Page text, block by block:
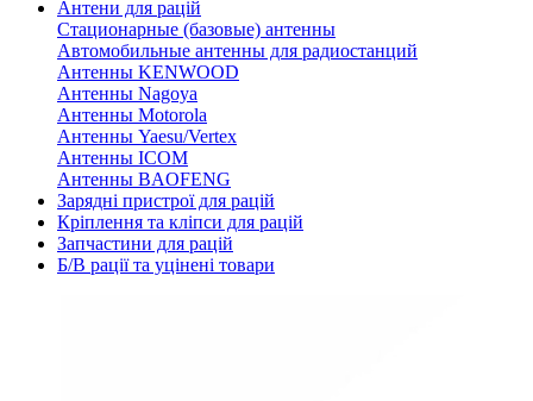
Антени для рацій
Стационарные (базовые) антенны
Автомобильные антенны для радиостанций
Антенны KENWOOD
Антенны Nagoya
Антенны Motorola
Антенны Yaesu/Vertex
Антенны ICOM
Антенны BAOFENG
Зарядні пристрої для рацій
Кріплення та кліпси для рацій
Запчастини для рацій
Б/В рації та уцінені товари